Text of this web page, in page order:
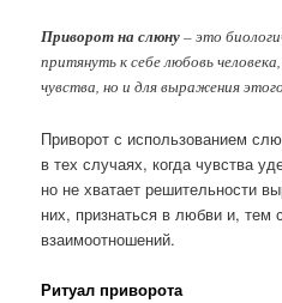
Приворот на слюну– это
притянуть к себе любовь
чувства, но и для выражения
Приворот с использованием
в тех случаях, когда чувства
но не хватает решительности
них, признаться в любви и, тем
взаимоотношений.
Ритуал приворота